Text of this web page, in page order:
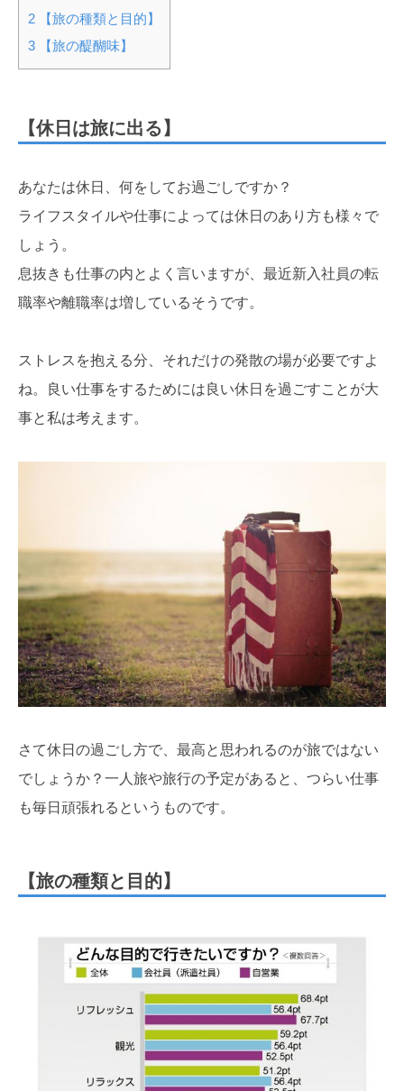
2 【旅の種類と目的】
3 【旅の醍醐味】
【休日は旅に出る】
あなたは休日、何をしてお過ごしですか？
ライフスタイルや仕事によっては休日のあり方も様々で
しょう。
息抜きも仕事の内とよく言いますが、最近新入社員の転
職率や離職率は増しているそうです。
ストレスを抱える分、それだけの発散の場が必要ですよ
ね。良い仕事をするためには良い休日を過ごすことが大
事と私は考えます。
さて休日の過ごし方で、最高と思われるのが旅ではない
でしょうか？一人旅や旅行の予定があると、つらい仕事
も毎日頑張れるというものです。
【旅の種類と目的】